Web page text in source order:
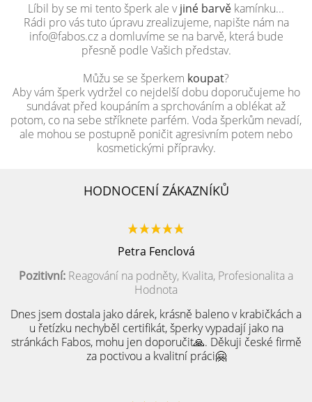
Líbil by se mi tento šperk ale vjiné barvě kamínku...
Rádi pro vás tuto úpravu zrealizujeme, napište nám na
info@fabos.cz a domluvíme se na barvě, která bude
přesně podle Vašich představ.
Můžu se se šperkem koupat?
Aby vám šperk vydržel co nejdelší dobu doporučujeme ho
sundávat před koupáním a sprchováním a oblékat až
potom, co na sebe stříknete parfém. Voda šperkům nevadí,
ale mohou se postupně poničit agresivním potem nebo
kosmetickými přípravky.
HODNOCENÍ ZÁKAZNÍKŮ
Petra Fenclová
Pozitivní: Reagování na podněty, Kvalita, Profesionalita a
Hodnota
Dnes jsem dostala jako dárek, krásně baleno v krabičkách a
u řetízku nechyběl certifikát, šperky vypadají jako na
stránkách Fabos, mohu jen doporučit🙏. Děkuji české firmě
za poctivou a kvalitní práci🤗